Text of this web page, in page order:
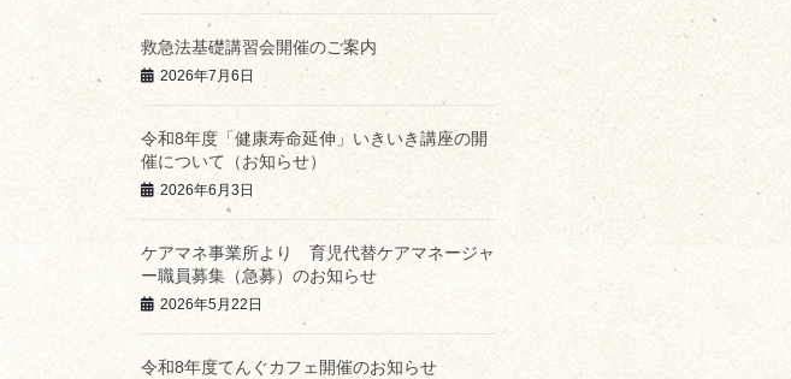
救急法基礎講習会開催のご案内
2026年7月6日
令和8年度「健康寿命延伸」いきいき講座の開
催について（お知らせ）
2026年6月3日
ケアマネ事業所より 育児代替ケアマネージャ
ー職員募集（急募）のお知らせ
2026年5月22日
令和8年度てんぐカフェ開催のお知らせ